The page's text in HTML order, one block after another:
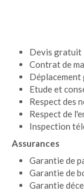
Devis gratuit
Contrat de
Etude et
Respect des
Respect de
Inspection
Assurances
Garantie de
Garantie de
Garantie